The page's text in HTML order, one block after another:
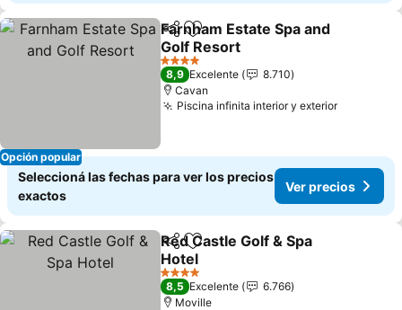
Opción popular
CompartirAñadir a favoritos
Farnham Estate Spa and
Golf Resort
Ver precios
4 Estrellas
8,9 Excelente
8.710
Cavan
Piscina infinita interior y exteriorVer
Seleccioná las fechas para ver los precios
exactos
Ver precios
CompartirAñadir a favoritos
Red Castle Golf & Spa
Hotel
Ver precios
4 Estrellas
8,5 Excelente
6.766
Moville